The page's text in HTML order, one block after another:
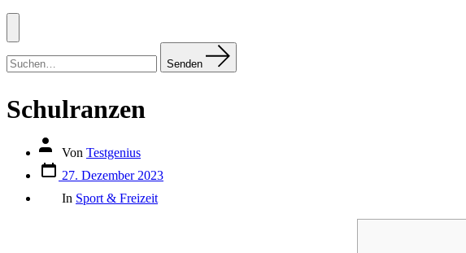
Menü
nach:
Senden
Schulranzen
Autor
Beitrags
Von Testgenius
Datum
des
Beitrags
27. Dezember 2023
In Sport & Freizeit